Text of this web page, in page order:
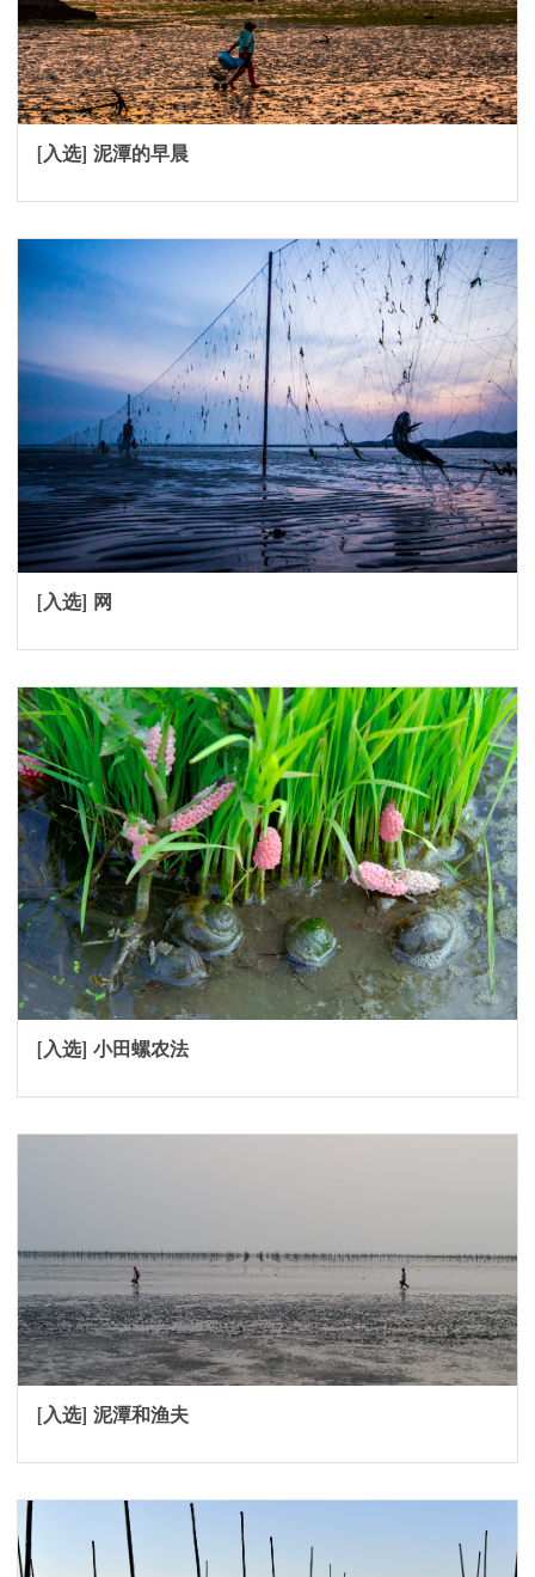
[入选] 泥潭的早晨
[入选] 网
[入选] 小田螺农法
[入选] 泥潭和渔夫